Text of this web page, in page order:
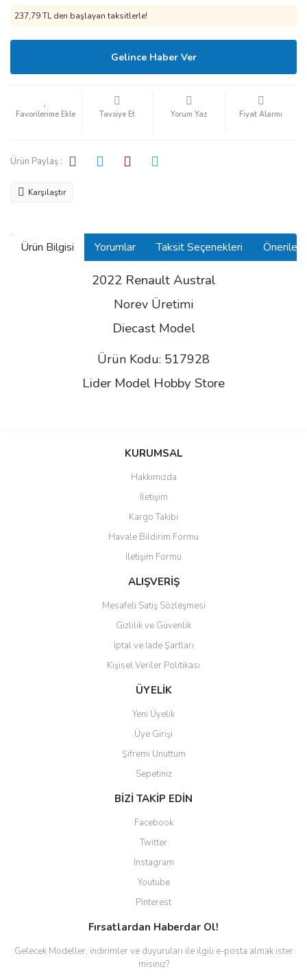
237,79 TL den başlayan taksitlerle!
Gelince Haber Ver
Tavsiye Et Yorum Yaz Fiyat Alarmı
Ürün Paylaş :
Karşılaştır
Ürün Bilgisi Yorumlar Taksit Seçenekleri
2022 Renault Austral
Norev Üretimi
Diecast Model
Ürün Kodu: 517928
Lider Model Hobby Store
Bu ürüne ilk yorumu siz yapın!
Yorum Yaz
Ürün resmi kalitesiz, bozuk veya görüntülenemiyor.
Ürün açıklamasında eksik bilgiler bulunuyor.
Ürün bilgilerinde hatalar bulunuyor.
Ürün fiyatı diğer sitelerden daha pahalı.
Bu ürüne benzer farklı alternatifler olmalı.
Gönder
KURUMSAL
Hakkımızda
İletişim
Kargo Takibi
Havale Bildirim Formu
İletişim Formu
ALIŞVERİŞ
Mesafeli Satış Sözleşmesi
Gizlilik ve Güvenlik
İptal ve İade Şartları
Kişisel Veriler Politikası
ÜYELİK
Yeni Üyelik
Üye Girişi
Şifremi Unuttum
Sepetiniz
BİZİ TAKİP EDİN
Facebook
Twitter
Instagram
Youtube
Pinterest
Fırsatlardan Haberdar Ol!
Gelecek Modeller, indirimler ve duyuruları ile ilgili e-posta almak ister
misiniz?